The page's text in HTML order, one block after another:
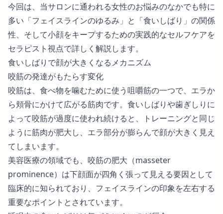
今回は、当サロンに通われる女性のお悩みのなかでも特に
多い「フェイスラインのゆるみ」と「食いしばり」の関係
性、そして小顔をキープするための実践的なセルフケアを
セラピスト視点で詳しく解説します。
食いしばりで顔が大きくなるメカニズム
咬筋の発達がもたらす変化
咬筋は、食べ物を噛むために使う咀嚼筋の一つで、エラか
ら頬骨にかけて広がる筋肉です。食いしばりや歯ぎしりに
よって咬筋が過度に使われ続けると、トレーニングと同じ
ように筋肉が肥大し、エラ部分が膨らんで顔が大きく見え
てしまいます。
美容医療の領域でも、咬筋の肥大（masseter
prominence）は下顔面が四角く張って見える要因として
臨床的に知られており、フェイスラインの印象を左右する
重要なポイントとされています。